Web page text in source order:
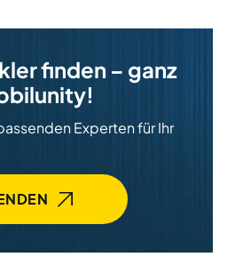
finden – ganz
Experten für Ihr